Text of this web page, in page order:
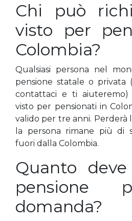
Chi può
visto per
Colombia?
Qualsiasi persona nel
pensione statale o privata
contattaci e ti
visto per pensionati in
valido per tre anni. Perderà
la persona rimane più di
fuori dalla Colombia.
Quanto
pensione
domanda?